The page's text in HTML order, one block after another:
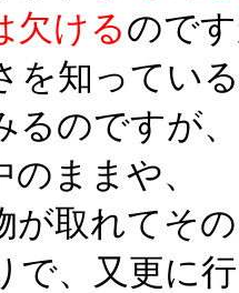
欠けるので
を知ってい
るのですが
のままや、
が取れてそ
で、又更に